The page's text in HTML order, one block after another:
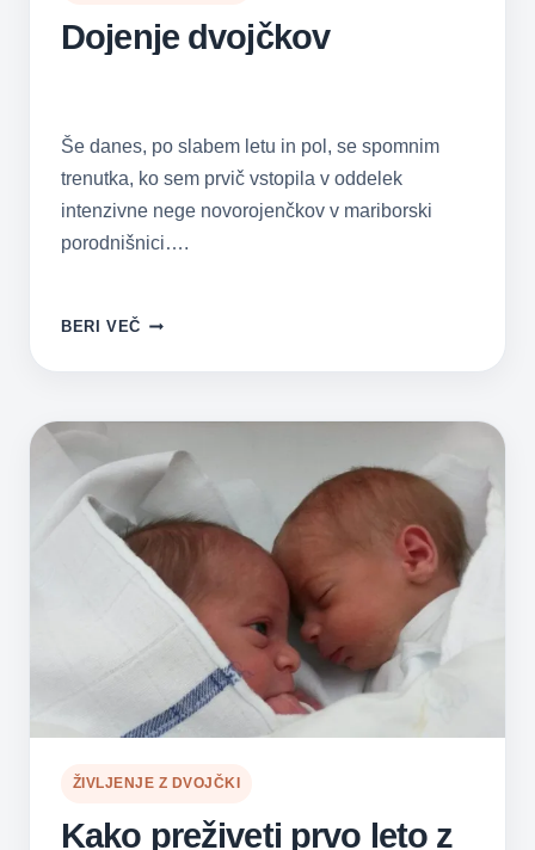
Dojenje dvojčkov
Še danes, po slabem letu in pol, se spomnim
trenutka, ko sem prvič vstopila v oddelek
intenzivne nege novorojenčkov v mariborski
porodnišnici….
BERI VEČ DOJENJE
ŽIVLJENJE Z DVOJČKI
Kako preživeti prvo leto z